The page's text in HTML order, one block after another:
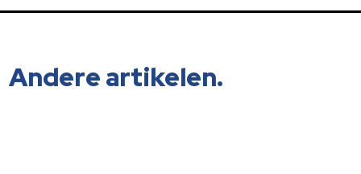
Andere artikelen.